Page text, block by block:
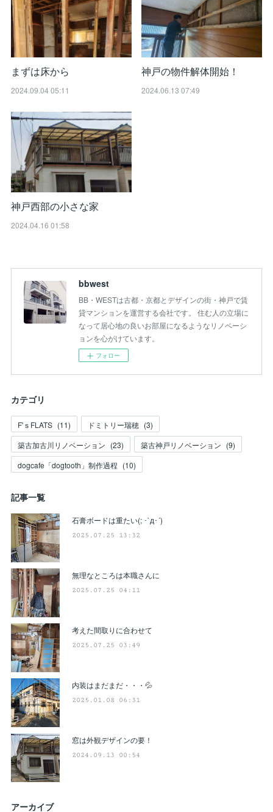
まずは床から
2024.09.04 05:11
神戸の物件解体開始！
2024.06.13 07:49
神戸西部の小さな家
2024.04.16 01:58
bbwest
BB・WESTは古都・京都とデザインの街・神戸で賃
貸マンションを運営する会社です。 住む人の立場に
なって居心地の良いお部屋になるようなリノベーシ
ョンを心がけています。
フォロー
カテゴリ
F'ｓFLATS (11) ドミトリー瑞穂 (3)
築古加古川リノベーション (23) 築古神戸リノベーション (9)
dogcafe「dogtooth」制作過程 (10)
記事一覧
石膏ボードは重たい(; ･`д･´)
2025.07.25 13:32
無理なところは本職さんに
2025.07.25 04:11
考えた間取りに合わせて
2025.07.25 03:49
内装はまだまだ・・・💦
2025.01.08 06:31
窓は外観デザインの要！
2024.09.13 00:54
アーカイブ